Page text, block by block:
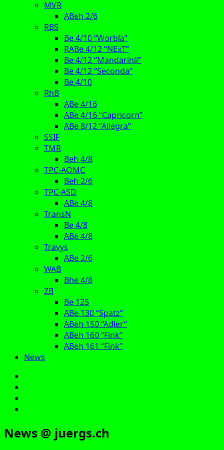
MVR
ABeh 2/6
RBS
Be 4/10 “Worbla”
RABe 4/12 “NExT”
Be 4/12 “Mandarinli”
Be 4/12 “Seconda”
Be 4/10
RhB
ABe 4/16
ABe 4/16 “Capricorn”
ABe 8/12 “Allegra”
SSIF
TMR
Beh 4/8
TPC-AOMC
Beh 2/6
TPC-ASD
ABe 4/8
TransN
Be 4/8
ABe 4/8
Travys
ABe 2/6
WAB
Bhe 4/8
ZB
Be 125
ABe 130 “Spatz”
ABeh 150 “Adler”
ABeh 160 “Fink”
ABeh 161 “Fink”
News
News @ juergs.ch